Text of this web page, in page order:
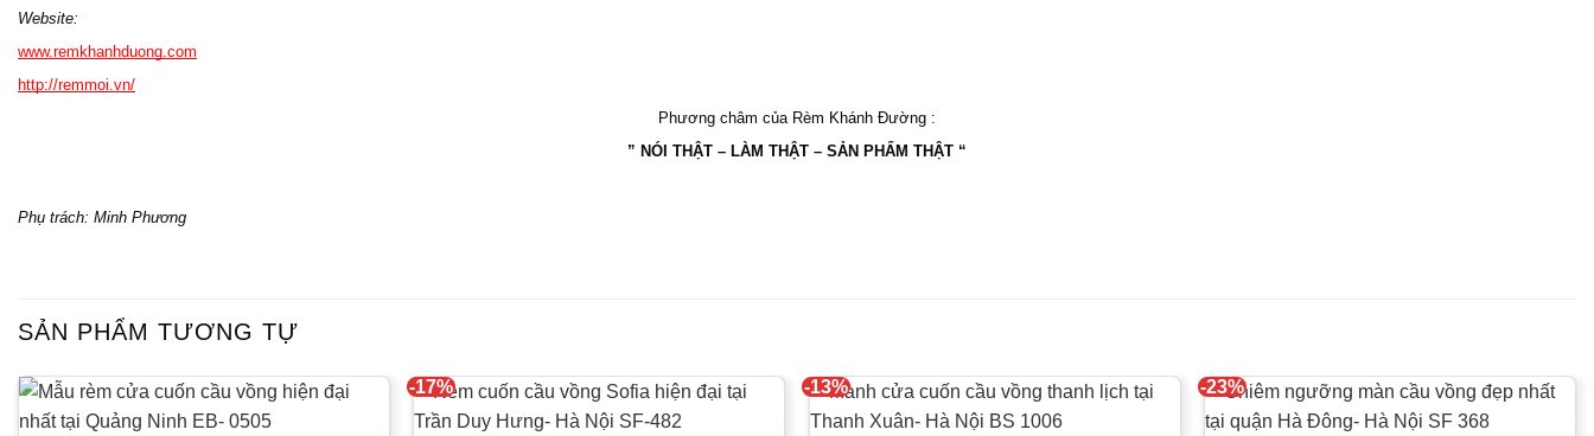
Website:
www.remkhanhduong.com
http://remmoi.vn/
Phương châm của Rèm Khánh Đường :
” NÓI THẬT – LÀM THẬT – SẢN PHẨM THẬT “
Phụ trách: Minh Phương
SẢN PHẨM TƯƠNG TỰ
-17% -13% -23%